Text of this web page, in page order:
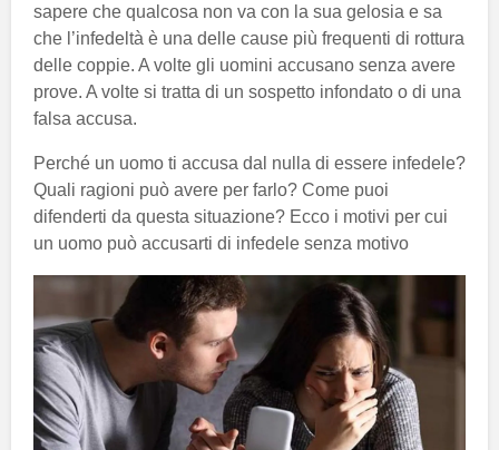
sapere che qualcosa non va con la sua gelosia e sa
che l’infedeltà è una delle cause più frequenti di rottura
delle coppie. A volte gli uomini accusano senza avere
prove. A volte si tratta di un sospetto infondato o di una
falsa accusa.
Perché un uomo ti accusa dal nulla di essere infedele?
Quali ragioni può avere per farlo? Come puoi
difenderti da questa situazione? Ecco i motivi per cui
un uomo può accusarti di infedele senza motivo